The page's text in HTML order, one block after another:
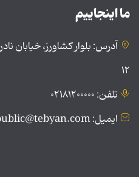
ما اینجاییم
آدرس: بلوار کشاورز،
۱۲
تلفن: ۰۲۱۸۱۲۰۰۰۰۰
ایمیل: public@tebyan.com